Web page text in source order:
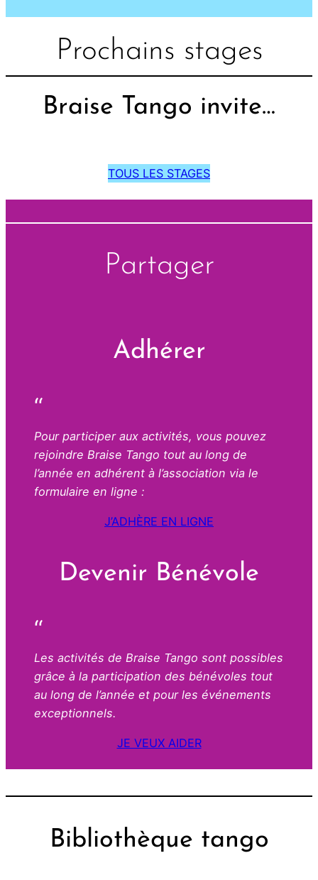
Prochains stages
Braise Tango invite…
TOUS LES STAGES
Partager
Adhérer
Pour participer aux activités, vous pouvez
rejoindre Braise Tango tout au long de
l’année en adhérent à l’association via le
formulaire en ligne :
J’ADHÈRE EN LIGNE
Devenir Bénévole
Les activités de Braise Tango sont possibles
grâce à la participation des bénévoles tout
au long de l’année et pour les événements
exceptionnels.
JE VEUX AIDER
Bibliothèque tango